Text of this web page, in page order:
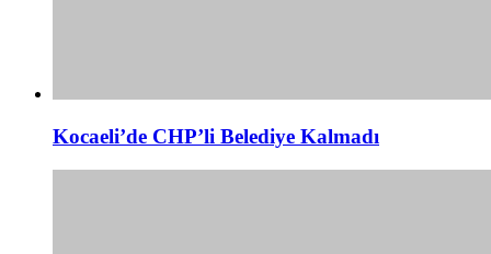
Kocaeli’de CHP’li Belediye Kalmadı